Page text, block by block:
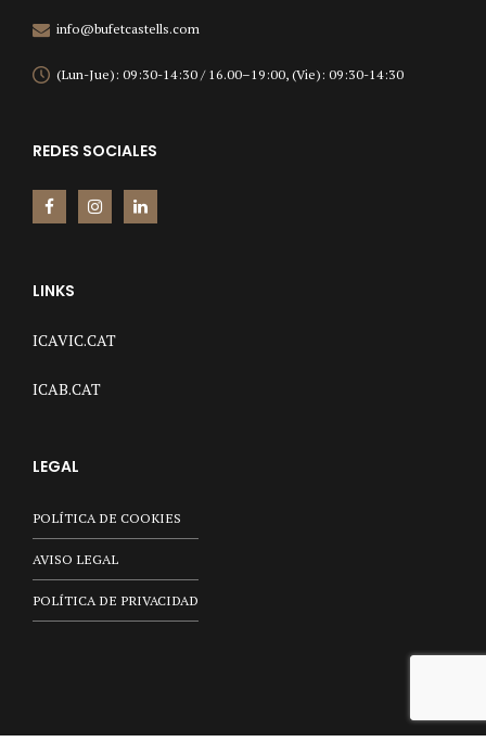
info@bufetcastells.com
(Lun-Jue): 09:30-14:30 / 16.00–19:00, (Vie): 09:30-14:30
REDES SOCIALES
LINKS
ICAVIC.CAT
ICAB.CAT
LEGAL
POLÍTICA DE COOKIES
AVISO LEGAL
POLÍTICA DE PRIVACIDAD